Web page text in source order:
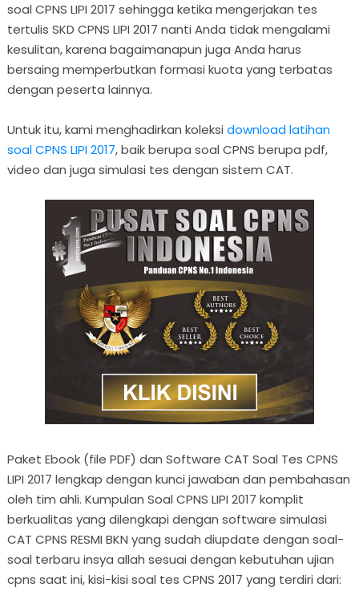
soal CPNS LIPI 2017 sehingga ketika mengerjakan tes
tertulis SKD CPNS LIPI 2017 nanti Anda tidak mengalami
kesulitan, karena bagaimanapun juga Anda harus
bersaing memperbutkan formasi kuota yang terbatas
dengan peserta lainnya.
Untuk itu, kami menghadirkan koleksi download latihan
soal CPNS LIPI 2017, baik berupa soal CPNS berupa pdf,
video dan juga simulasi tes dengan sistem CAT.
Paket Ebook (file PDF) dan Software CAT Soal Tes CPNS
LIPI 2017 lengkap dengan kunci jawaban dan pembahasan
oleh tim ahli. Kumpulan Soal CPNS LIPI 2017 komplit
berkualitas yang dilengkapi dengan software simulasi
CAT CPNS RESMI BKN yang sudah diupdate dengan soal-
soal terbaru insya allah sesuai dengan kebutuhan ujian
cpns saat ini, kisi-kisi soal tes CPNS 2017 yang terdiri dari: